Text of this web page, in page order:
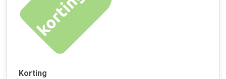
Korting